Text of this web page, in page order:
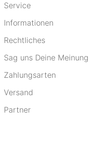
Service
Informationen
Rechtliches
Sag uns Deine Meinung
Zahlungsarten
Versand
Partner